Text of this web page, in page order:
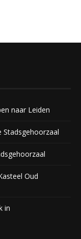
naar Leiden
Stadsgehoorzaal
Oud
in